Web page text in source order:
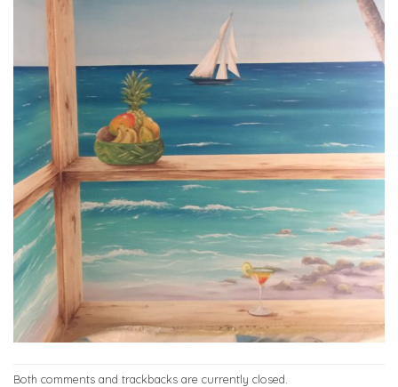
Both comments and trackbacks are currently closed.